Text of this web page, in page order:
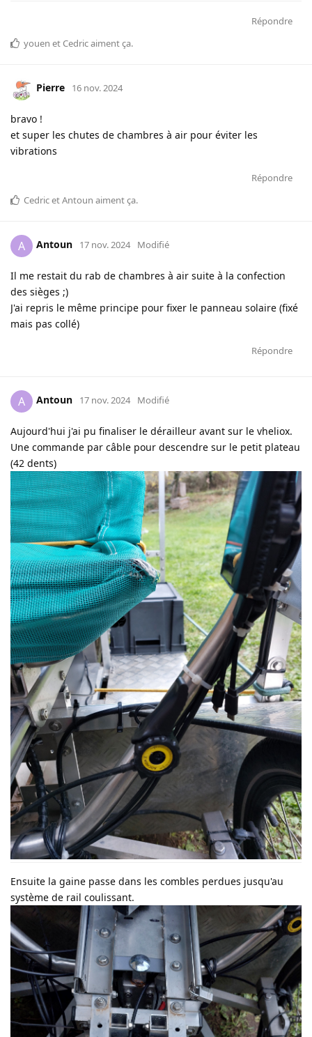
Répondre
youen et Cedricaiment ça.
Pierre 16 nov. 2024
bravo !
et super les chutes de chambres à air pour éviter les
vibrations
Répondre
CedricetAntoun aiment ça.
A Antoun 17 nov. 2024 Modifié
Il me restait du rab de chambres à air suite à la confection
des sièges ;)
J'ai repris le même principe pour fixer le panneau solaire (fixé
mais pas collé)
Répondre
A Antoun 17 nov. 2024 Modifié
Aujourd'hui j'ai pu finaliser le dérailleur avant sur le vheliox.
Une commande par câble pour descendre sur le petit plateau
(42 dents)
Ensuite la gaine passe dans les combles perdues jusqu'au
système de rail coulissant.